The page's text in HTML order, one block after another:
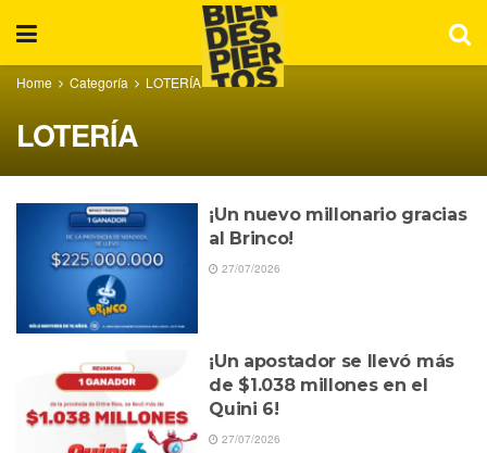
Home Categoría LOTERÍA
LOTERÍA
¡Un nuevo millonario gracias
al Brinco!
27/07/2026
¡Un apostador se llevó más
de $1.038 millones en el
Quini 6!
27/07/2026